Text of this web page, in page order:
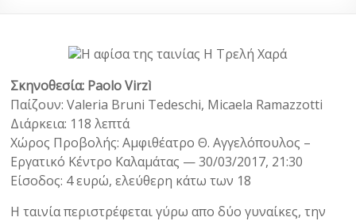
Σκηνοθεσία: Paolo Virzì
Παίζουν: Valeria Bruni Tedeschi, Micaela Ramazzotti
Διάρκεια: 118 λεπτά
Χώρος Προβολής: Αμφιθέατρο Θ. Αγγελόπουλος –
Εργατικό Κέντρο Καλαμάτας — 30/03/2017, 21:30
Είσοδος: 4 ευρώ, ελεύθερη κάτω των 18
Η ταινία περιστρέφεται γύρω απο δύο γυναίκες, την